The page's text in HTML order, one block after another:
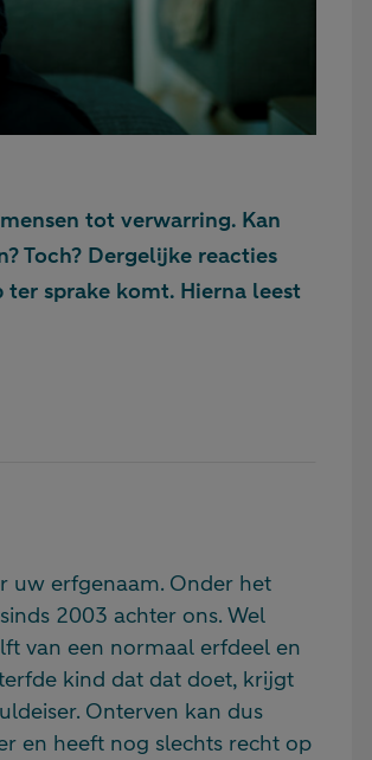
tot verwarring. Kan
Toch? Dergelijke reacties
sprake komt. Hierna leest
uw erfgenaam. Onder het
2003 achter ons. Wel
van een normaal erfdeel en
kind dat dat doet, krijgt
Onterven kan dus
en heeft nog slechts recht op